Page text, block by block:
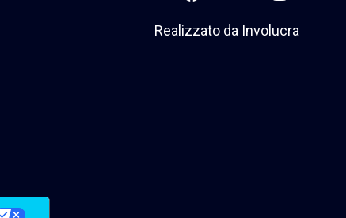
Realizzato da Involucra